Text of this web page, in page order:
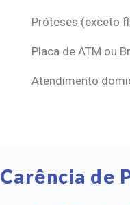
Próteses (exceto
Placa de ATM ou
Atendimento
Carência de